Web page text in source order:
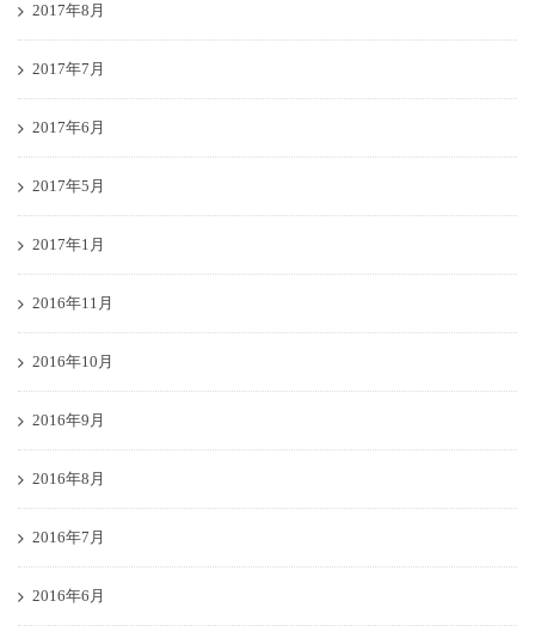
2017年8月
2017年7月
2017年6月
2017年5月
2017年1月
2016年11月
2016年10月
2016年9月
2016年8月
2016年7月
2016年6月